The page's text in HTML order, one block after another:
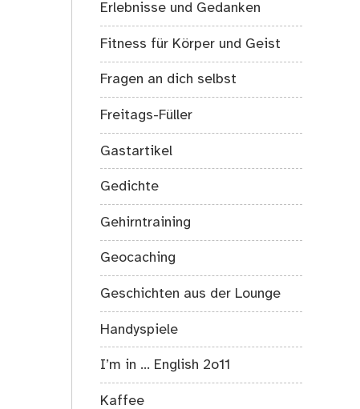
Erlebnisse und Gedanken
Fitness für Körper und Geist
Fragen an dich selbst
Freitags-Füller
Gastartikel
Gedichte
Gehirntraining
Geocaching
Geschichten aus der Lounge
Handyspiele
I’m in … English 2o11
Kaffee